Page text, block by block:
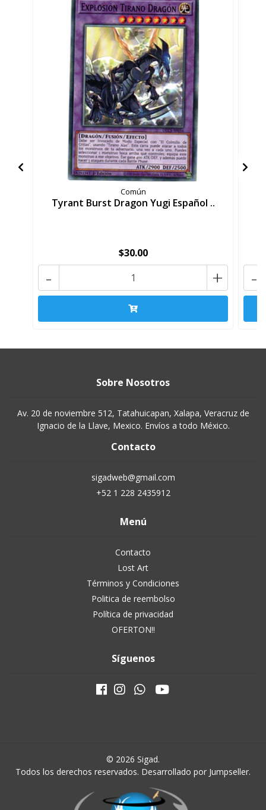
Común
Tyrant Burst Dragon Yugi Español ..
$30.00
+
- -
Sobre Nosotros
Av. 20 de noviembre 512, Tatahuicapan, Xalapa, Veracruz de
Ignacio de la Llave, Mexico. Envíos a todo México.
Contacto
sigadweb@gmail.com
+52 1 228 2435912
Menú
Contacto
Lost Art
Términos y Condiciones
Politica de reembolso
Política de privacidad
OFERTON!!
Síguenos
© 2026 Sigad.
Todos los derechos reservados. Desarrollado por Jumpseller.